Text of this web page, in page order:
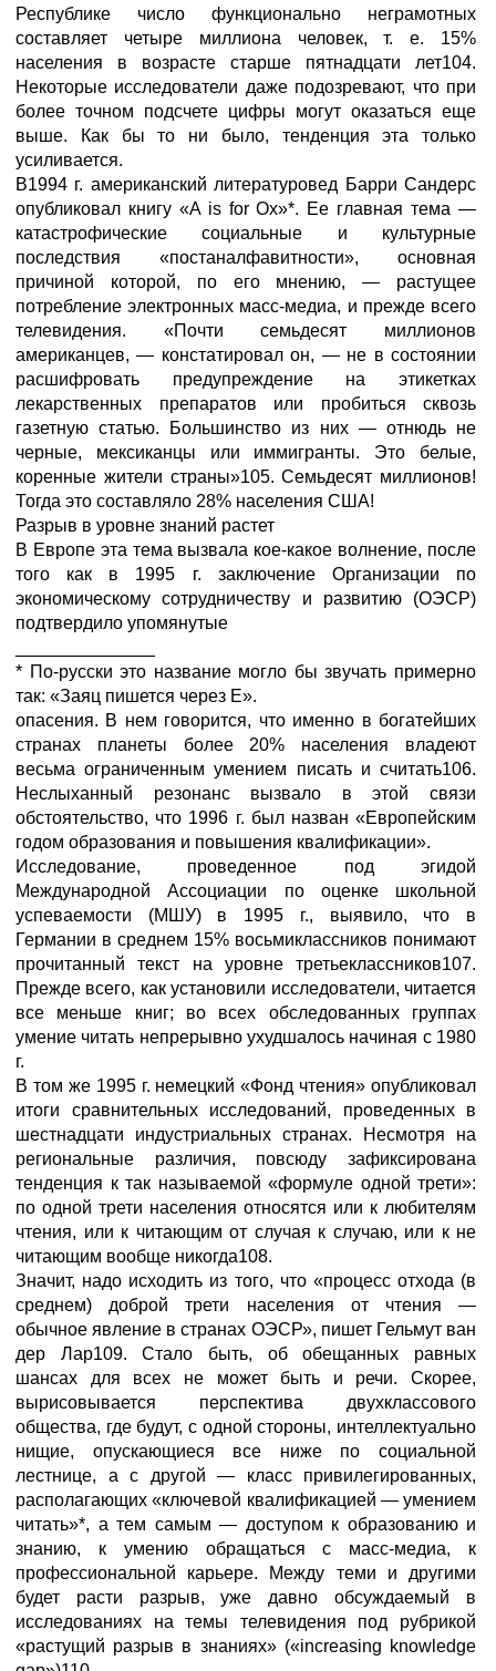
Республике число функционально неграмотных
составляет четыре миллиона человек, т. е. 15%
населения в возрасте старше пятнадцати лет104.
Некоторые исследователи даже подозревают, что при
более точном подсчете цифры могут оказаться еще
выше. Как бы то ни было, тенденция эта только
усиливается.
В1994 г. американский литературовед Барри Сандерс
опубликовал книгу «A is for Ox»*. Ее главная тема —
катастрофические социальные и культурные
последствия «постаналфавитности», основная
причиной которой, по его мнению, — растущее
потребление электронных масс-медиа, и прежде всего
телевидения. «Почти семьдесят миллионов
американцев, — констатировал он, — не в состоянии
расшифровать предупреждение на этикетках
лекарственных препаратов или пробиться сквозь
газетную статью. Большинство из них — отнюдь не
черные, мексиканцы или иммигранты. Это белые,
коренные жители страны»105. Семьдесят миллионов!
Тогда это составляло 28% населения США!
Разрыв в уровне знаний растет
В Европе эта тема вызвала кое-какое волнение, после
того как в 1995 г. заключение Организации по
экономическому сотрудничеству и развитию (ОЭСР)
подтвердило упомянутые
* По-русски это название могло бы звучать примерно
так: «Заяц пишется через Е».
опасения. В нем говорится, что именно в богатейших
странах планеты более 20% населения владеют
весьма ограниченным умением писать и считать106.
Неслыханный резонанс вызвало в этой связи
обстоятельство, что 1996 г. был назван «Европейским
годом образования и повышения квалификации».
Исследование, проведенное под эгидой
Международной Ассоциации по оценке школьной
успеваемости (МШУ) в 1995 г., выявило, что в
Германии в среднем 15% восьмиклассников понимают
прочитанный текст на уровне третьеклассников107.
Прежде всего, как установили исследователи, читается
все меньше книг; во всех обследованных группах
умение читать непрерывно ухудшалось начиная с 1980
г.
В том же 1995 г. немецкий «Фонд чтения» опубликовал
итоги сравнительных исследований, проведенных в
шестнадцати индустриальных странах. Несмотря на
региональные различия, повсюду зафиксирована
тенденция к так называемой «формуле одной трети»:
по одной трети населения относятся или к любителям
чтения, или к читающим от случая к случаю, или к не
читающим вообще никогда108.
Значит, надо исходить из того, что «процесс отхода (в
среднем) доброй трети населения от чтения —
обычное явление в странах ОЭСР», пишет Гельмут ван
дер Лар109. Стало быть, об обещанных равных
шансах для всех не может быть и речи. Скорее,
вырисовывается перспектива двухклассового
общества, где будут, с одной стороны, интеллектуально
нищие, опускающиеся все ниже по социальной
лестнице, а с другой — класс привилегированных,
располагающих «ключевой квалификацией — умением
читать»*, а тем самым — доступом к образованию и
знанию, к умению обращаться с масс-медиа, к
профессиональной карьере. Между теми и другими
будет расти разрыв, уже давно обсуждаемый в
исследованиях на темы телевидения под рубрикой
«растущий разрыв в знаниях» («increasing knowledge